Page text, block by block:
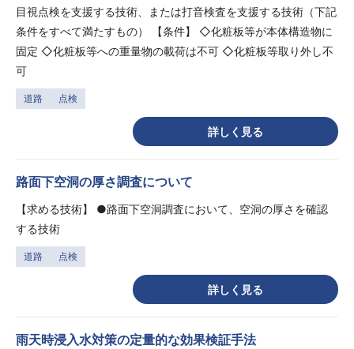
目視点検を支援する技術、または打音検査を支援する技術（下記
条件をすべて満たすもの） 【条件】 ◇化粧板等が本体構造物に
固定 ◇化粧板等への重量物の載荷は不可 ◇化粧板等取り外し不
可
道路 点検
詳しく見る
路面下空洞の厚さ調査について
【求める技術】 ●路面下空洞調査において、空洞の厚さを確認
する技術
道路 点検
詳しく見る
雨天時浸入水対策の定量的な効果検証手法